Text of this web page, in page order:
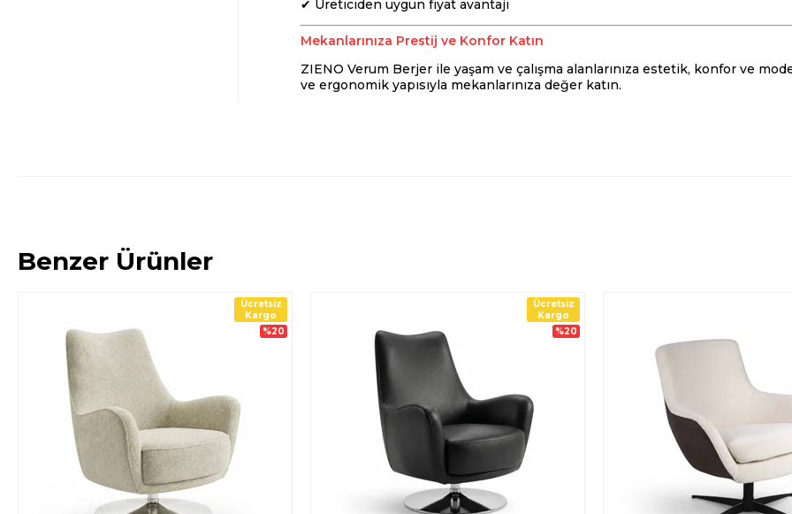
✔ Üreticiden uygun fiyat avantajı
Mekanlarınıza Prestij ve Konfor Katın
ZIENO Verum Berjer ile yaşam ve çalışma alanlarınıza estetik, konfor ve
ve ergonomik yapısıyla mekanlarınıza değer katın.
Benzer Ürünler
Ücretsiz
Kargo
%20
Ücretsiz
Kargo
%20